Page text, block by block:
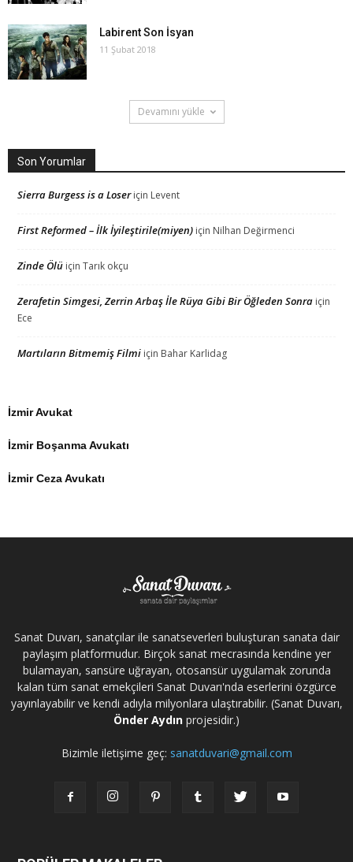
Labirent Son İsyan
11 Şubat 2018
Devamını yükle
Son Yorumlar
Sierra Burgess is a Loseriçin Levent
First Reformed – İlk İyileştirile(miyen) için Nilhan Değirmenci
Zinde Ölü için Tarık okçu
Zerafetin Simgesi, Zerrin Arbaş İle Rüya Gibi Bir Öğleden Sonra için
Ece
Martıların Bitmemiş Filmi için Bahar Karlidag
İzmir Avukat
İzmir Boşanma Avukatı
İzmir Ceza Avukatı
Sanat Duvarı, sanatçılar ile sanatseverleri buluşturan sanata dair
paylaşım platformudur. Birçok sanat mecrasında kendine yer
bulamayan, sansüre uğrayan, otosansür uygulamak zorunda
kalan tüm sanat emekçileri Sanat Duvarı'nda eserlerini özgürce
yayınlayabilir ve kendi adıyla milyonlara ulaştırabilir. (Sanat Duvarı,
Önder Aydın projesidir.)
Bizimle iletişime geç: sanatduvari@gmail.com